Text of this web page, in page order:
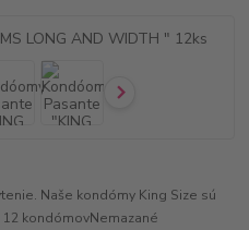
Naše kondómy King Size sú
kondómovNemazané